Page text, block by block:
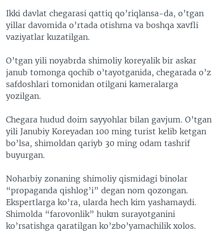
Ikki davlat chegarasi qattiq qo’riqlansa-da, o’tgan
yillar davomida o’rtada otishma va boshqa xavfli
vaziyatlar kuzatilgan.
O’tgan yili noyabrda shimoliy koreyalik bir askar
janub tomonga qochib o’tayotganida, chegarada o’z
safdoshlari tomonidan otilgani kameralarga
yozilgan.
Chegara hudud doim sayyohlar bilan gavjum. O’tgan
yili Janubiy Koreyadan 100 ming turist kelib ketgan
bo’lsa, shimoldan qariyb 30 ming odam tashrif
buyurgan.
Noharbiy zonaning shimoliy qismidagi binolar
“propaganda qishlog’i” degan nom qozongan.
Ekspertlarga ko’ra, ularda hech kim yashamaydi.
Shimolda “farovonlik” hukm surayotganini
ko’rsatishga qaratilgan ko’zbo’yamachilik xolos.